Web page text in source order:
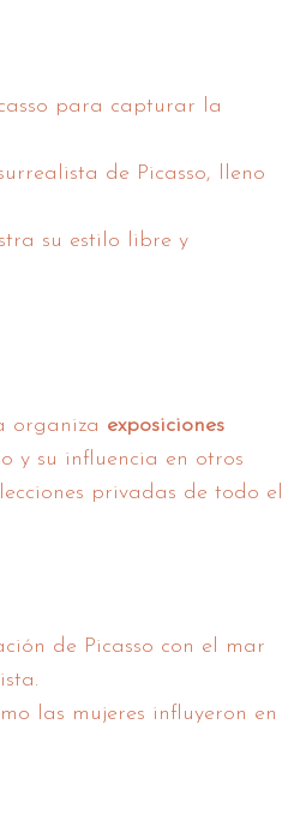
para capturar la
de Picasso, lleno
su estilo libre y
organiza exposiciones
y su influencia en otros
privadas de todo el
de Picasso con el mar
las mujeres influyeron en